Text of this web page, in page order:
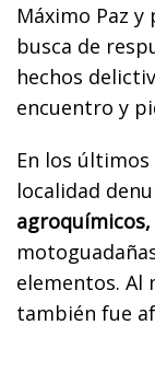
Máximo Paz
busca de
hechos
encuentro y
En los
localidad
elementos. Al
también fue